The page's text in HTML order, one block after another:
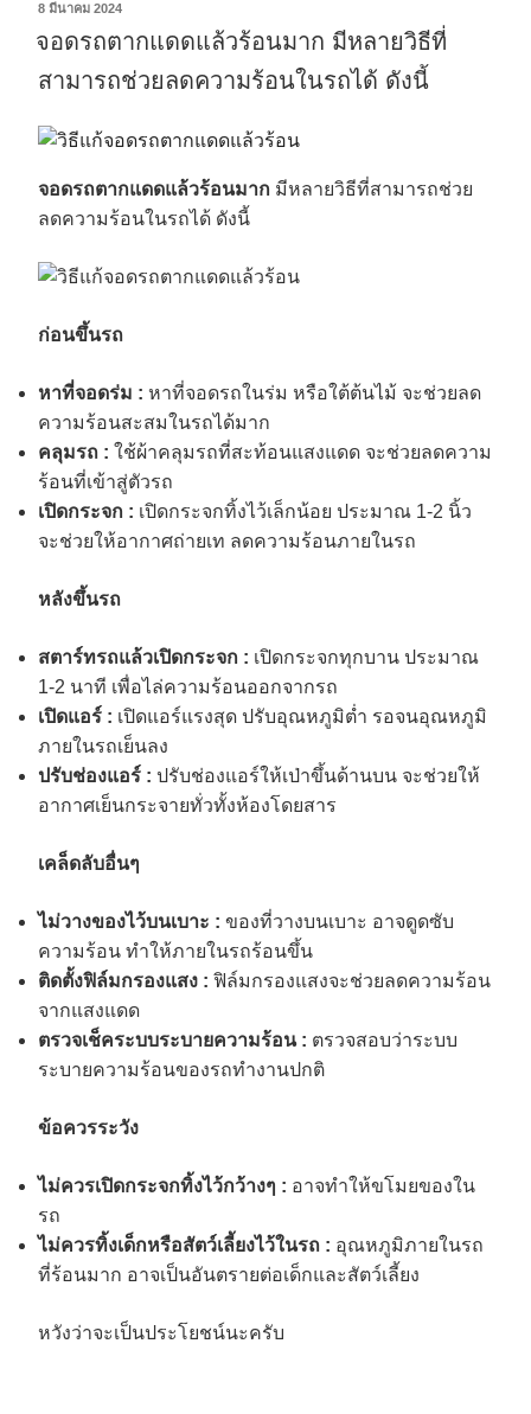
8 มีนาคม 2024
จอดรถตากแดดแล้วร้อนมาก มีหลายวิธีที่
สามารถช่วยลดความร้อนในรถได้ ดังนี้
จอดรถตากแดดแล้วร้อนมาก มีหลายวิธีที่สามารถช่วย
ลดความร้อนในรถได้ ดังนี้
ก่อนขึ้นรถ
หาที่จอดร่ม : หาที่จอดรถในร่ม หรือใต้ต้นไม้ จะช่วยลด
ความร้อนสะสมในรถได้มาก
คลุมรถ : ใช้ผ้าคลุมรถที่สะท้อนแสงแดด จะช่วยลดความ
ร้อนที่เข้าสู่ตัวรถ
เปิดกระจก : เปิดกระจกทิ้งไว้เล็กน้อย ประมาณ 1-2 นิ้ว
จะช่วยให้อากาศถ่ายเท ลดความร้อนภายในรถ
หลังขึ้นรถ
สตาร์ทรถแล้วเปิดกระจก : เปิดกระจกทุกบาน ประมาณ
1-2 นาที เพื่อไล่ความร้อนออกจากรถ
เปิดแอร์ : เปิดแอร์แรงสุด ปรับอุณหภูมิต่ำ รอจนอุณหภูมิ
ภายในรถเย็นลง
ปรับช่องแอร์ : ปรับช่องแอร์ให้เป่าขึ้นด้านบน จะช่วยให้
อากาศเย็นกระจายทั่วทั้งห้องโดยสาร
เคล็ดลับอื่นๆ
ไม่วางของไว้บนเบาะ : ของที่วางบนเบาะ อาจดูดซับ
ความร้อน ทำให้ภายในรถร้อนขึ้น
ติดตั้งฟิล์มกรองแสง : ฟิล์มกรองแสงจะช่วยลดความร้อน
จากแสงแดด
ตรวจเช็คระบบระบายความร้อน : ตรวจสอบว่าระบบ
ระบายความร้อนของรถทำงานปกติ
ข้อควรระวัง
ไม่ควรเปิดกระจกทิ้งไว้กว้างๆ : อาจทำให้ขโมยของใน
รถ
ไม่ควรทิ้งเด็กหรือสัตว์เลี้ยงไว้ในรถ : อุณหภูมิภายในรถ
ที่ร้อนมาก อาจเป็นอันตรายต่อเด็กและสัตว์เลี้ยง
หวังว่าจะเป็นประโยชน์นะครับ